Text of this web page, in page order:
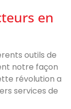
en
outils de
notre façon
révolution a
services de